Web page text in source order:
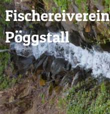
Fischereiverein
Pöggstall